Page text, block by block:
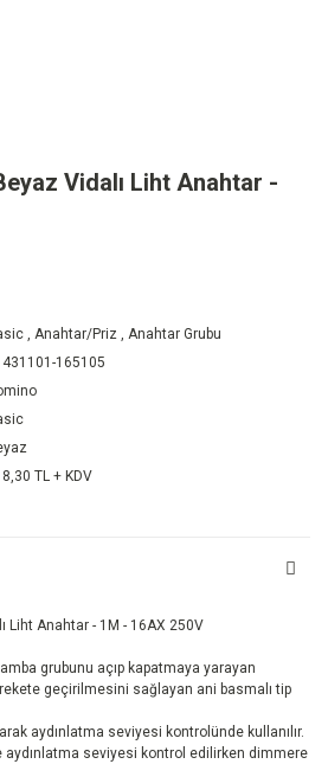
Vidalı Liht Anahtar -
,Anahtar/Priz ,Anahtar Grubu
165105
TL + KDV
Liht Anahtar - 1M - 16AX 250V
grubunu açıp kapatmaya yarayan
geçirilmesini sağlayan ani basmalı tip
aydınlatma seviyesi kontrolünde kullanılır.
aydınlatma seviyesi kontrol edilirken dimmere